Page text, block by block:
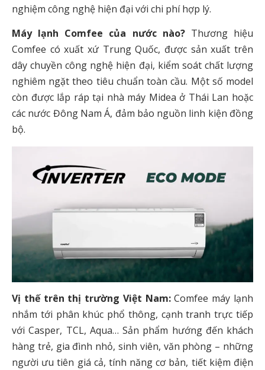
nghiệm công nghệ hiện đại với chi phí hợp lý.
Máy lạnh Comfee của nước nào?Thương hiệu
Comfee có xuất xứ Trung Quốc, được sản xuất trên
dây chuyền công nghệ hiện đại, kiểm soát chất lượng
nghiêm ngặt theo tiêu chuẩn toàn cầu. Một số model
còn được lắp ráp tại nhà máy Midea ở Thái Lan hoặc
các nước Đông Nam Á, đảm bảo nguồn linh kiện đồng
bộ.
Vị thế trên thị trường Việt Nam:Comfee máy lạnh
nhắm tới phân khúc phổ thông, cạnh tranh trực tiếp
với Casper, TCL, Aqua… Sản phẩm hướng đến khách
hàng trẻ, gia đình nhỏ, sinh viên, văn phòng – những
người ưu tiên giá cả, tính năng cơ bản, tiết kiệm điện